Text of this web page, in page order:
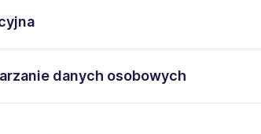
osobowych zawartych w zgłoszeniu
danych osobowych